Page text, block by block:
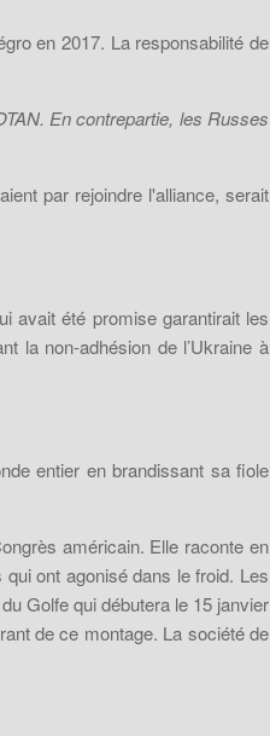
en 2017. La responsabilité de
En contrepartie, les Russes
par rejoindre l'alliance, serait
avait été promise garantirait les
la non-adhésion de l’Ukraine à
entier en brandissant sa fiole
américain. Elle raconte en
ont agonisé dans le froid. Les
Golfe qui débutera le 15 janvier
de ce montage. La société de